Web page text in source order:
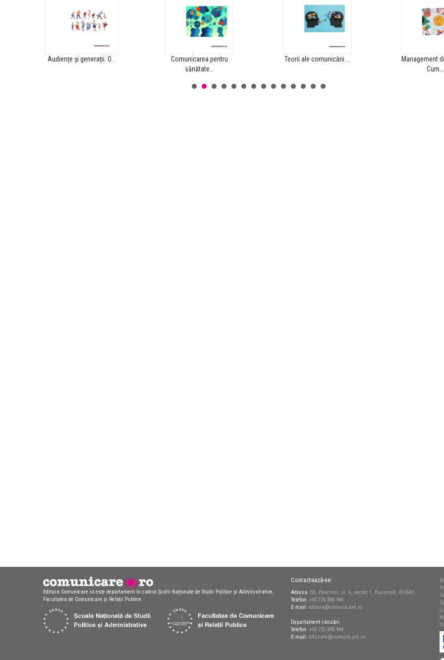
Audiențe și generații. O...
Comunicarea pentru
sănătate...
Teorii ale comunicării....
Management
Cum...
publice,
Editura Comunicare.ro este departament în cadrul Școlii Naționale de Studii Politice și Administrative,
Facultatea de Comunicare și Relații Publice.
Contactează-ne:
Adresa: Str. Povernei, nr. 6, sector 1, București, 010643
Telefon: +40 725 888 944
E-mail: editura@comunicare.ro
Departament vânzări:
Telefon: +40 725 888 944
E-mail: difuzare@comunicare.ro